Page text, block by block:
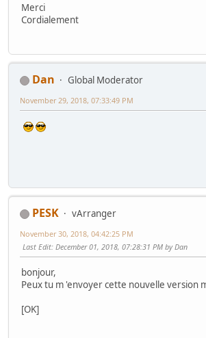
Merci
Cordialement
Dan
Global Moderator
November 29, 2018, 07:33:49 PM
PESK
vArranger
November 30, 2018, 04:42:25 PM
Last Edit: December 01, 2018, 07:28:31 PM by Dan
bonjour,
Peux tu m 'envoyer cette nouvelle version
[OK]